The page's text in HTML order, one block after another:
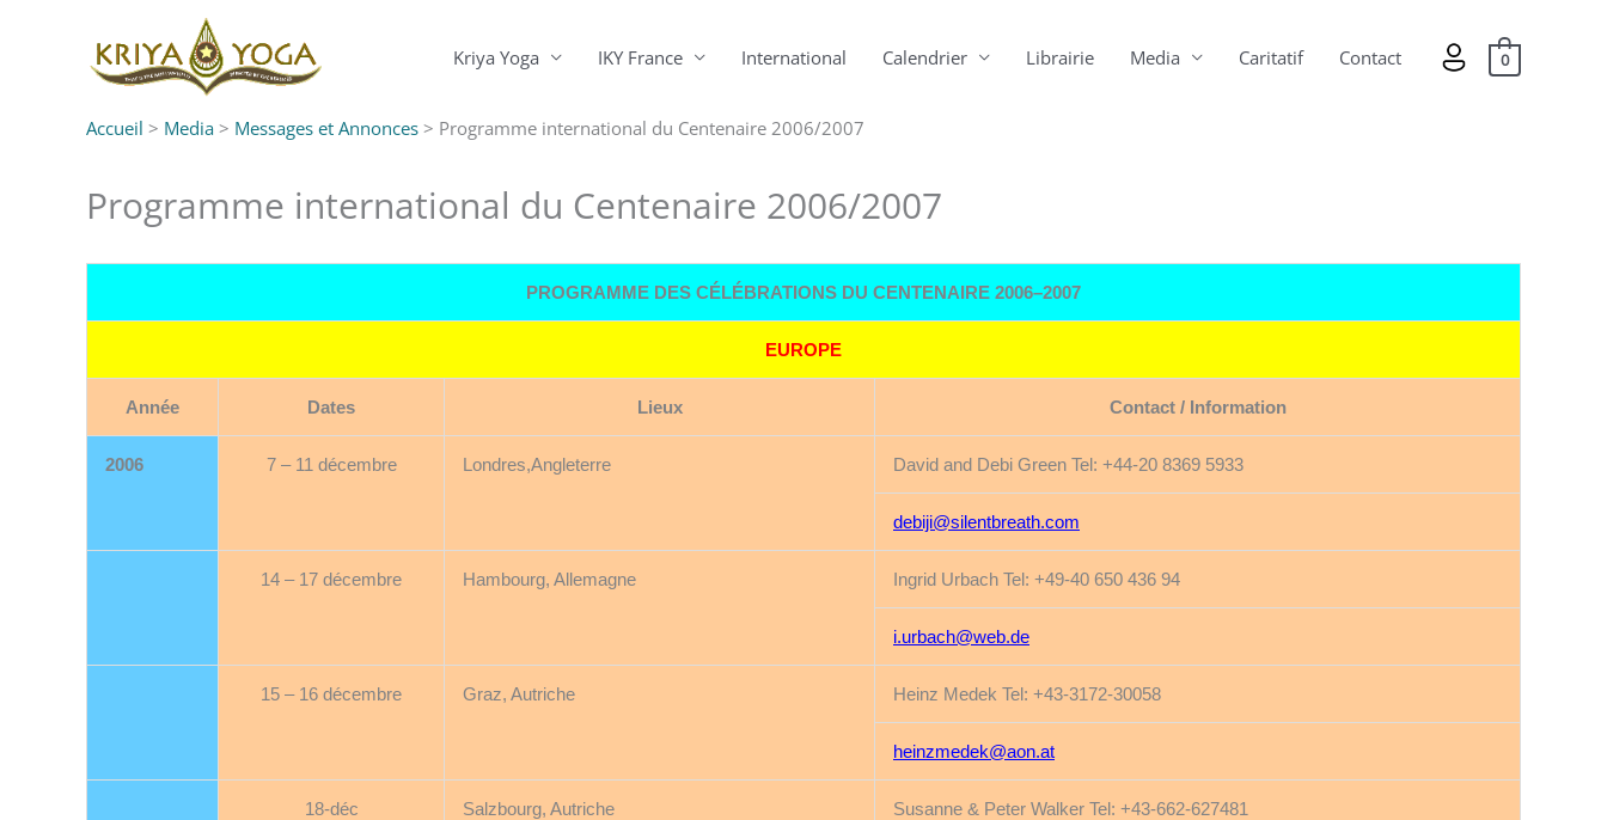
Kriya Yoga IKY France International Calendrier Librairie Media Caritatif Contact 0
Accueil > Media > Messages et Annonces > Programme international du Centenaire 2006/2007
Programme international du Centenaire 2006/2007
PROGRAMME DES CÉLÉBRATIONS DU CENTENAIRE 2006–2007
EUROPE
Année Dates Lieux Contact / Information
2006 7 – 11 décembre Londres,Angleterre David and Debi Green Tel: +44-20 8369 5933
debiji@silentbreath.com
14 – 17 décembre Hambourg, Allemagne Ingrid Urbach Tel: +49-40 650 436 94
i.urbach@web.de
15 – 16 décembre Graz, Autriche Heinz Medek Tel: +43-3172-30058
heinzmedek@aon.at
18-déc Salzbourg, Autriche Susanne & Peter Walker Tel: +43-662-627481